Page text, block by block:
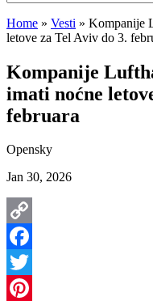
for:
Home » Vesti » Kompanije
letove za Tel Aviv do 3.
Kompanije
imati noćne
februara
Opensky
Jan 30, 2026
Copy
Link
Facebook
Twitter